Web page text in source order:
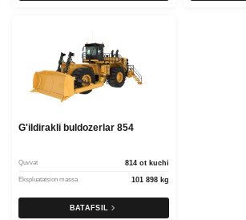
G'ildirakli buldozerlar 854
Quvvat 814 ot kuchi
Ekspluatatsion massa 101 898 kg
BATAFSIL